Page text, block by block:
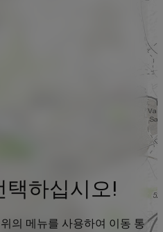
택하십시오!
의 메뉴를 사용하여 이동 통